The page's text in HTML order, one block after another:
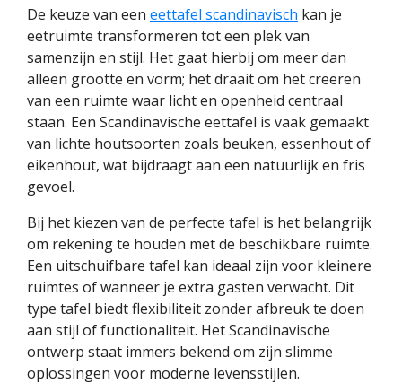
De keuze van een eettafel scandinavisch kan je
eetruimte transformeren tot een plek van
samenzijn en stijl. Het gaat hierbij om meer dan
alleen grootte en vorm; het draait om het creëren
van een ruimte waar licht en openheid centraal
staan. Een Scandinavische eettafel is vaak gemaakt
van lichte houtsoorten zoals beuken, essenhout of
eikenhout, wat bijdraagt aan een natuurlijk en fris
gevoel.
Bij het kiezen van de perfecte tafel is het belangrijk
om rekening te houden met de beschikbare ruimte.
Een uitschuifbare tafel kan ideaal zijn voor kleinere
ruimtes of wanneer je extra gasten verwacht. Dit
type tafel biedt flexibiliteit zonder afbreuk te doen
aan stijl of functionaliteit. Het Scandinavische
ontwerp staat immers bekend om zijn slimme
oplossingen voor moderne levensstijlen.